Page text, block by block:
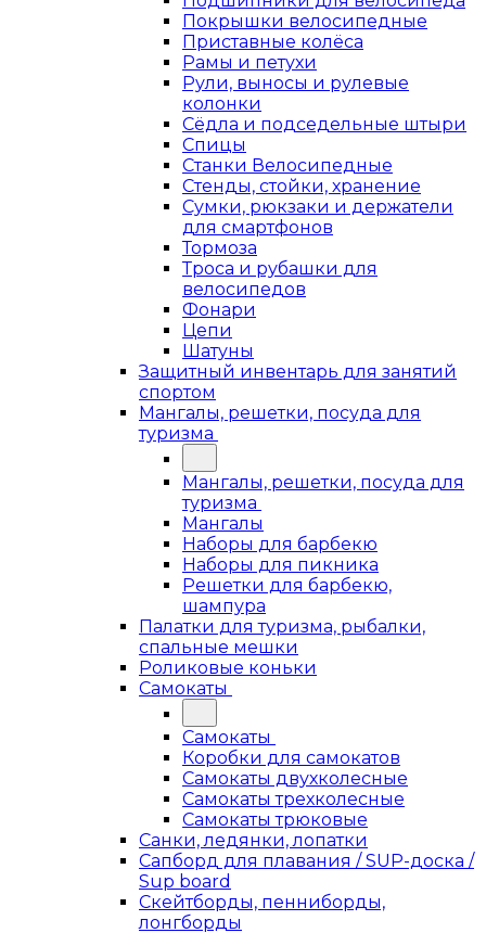
Покрышки велосипедные
Приставные колёса
Рамы и петухи
Рули, выносы и рулевые
колонки
Сёдла и подседельные штыри
Спицы
Станки Велосипедные
Стенды, стойки, хранение
Сумки, рюкзаки и держатели
для смартфонов
Тормоза
Троса и рубашки для
велосипедов
Фонари
Цепи
Шатуны
Защитный инвентарь для занятий
спортом
Мангалы, решетки, посуда для
туризма
Мангалы, решетки, посуда для
туризма
Мангалы
Наборы для барбекю
Наборы для пикника
Решетки для барбекю,
шампура
Палатки для туризма, рыбалки,
спальные мешки
Роликовые коньки
Самокаты
Самокаты
Коробки для самокатов
Самокаты двухколесные
Самокаты трехколесные
Самокаты трюковые
Санки, ледянки, лопатки
Сапборд для плавания / SUP-доска /
Sup board
Скейтборды, пенниборды,
лонгборды